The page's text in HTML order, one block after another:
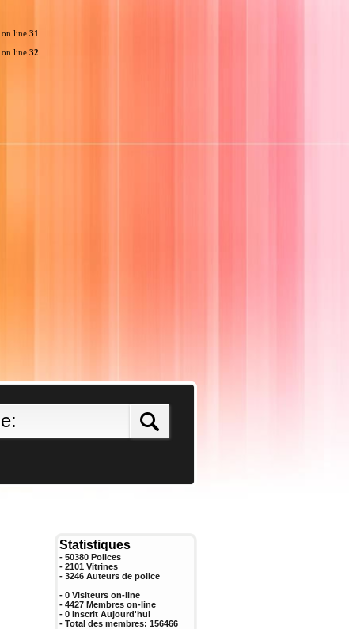
on line 31
on line 32
Statistiques
- 50380 Polices
- 2101 Vitrines
- 3246 Auteurs de police
- 0 Visiteurs on-line
- 4427 Membres on-line
- 0 Inscrit Aujourd'hui
- Total des membres: 156466